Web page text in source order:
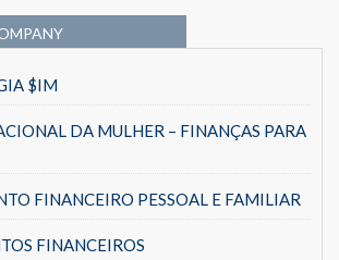
$IM
DA MULHER – FINANÇAS PARA
FINANCEIRO PESSOAL E FAMILIAR
FINANCEIROS